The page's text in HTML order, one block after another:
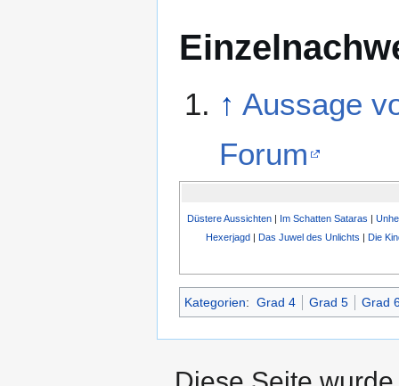
↑ Aussage
Forum
Düstere Aussichten | Im Schatten Sataras |
Hexerjagd| Das Juwel des Unlichts | Die
Kategorien: Grad 4 Grad 5 Grad